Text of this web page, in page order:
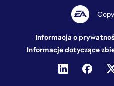
Informacja o
Informacje dotyczące